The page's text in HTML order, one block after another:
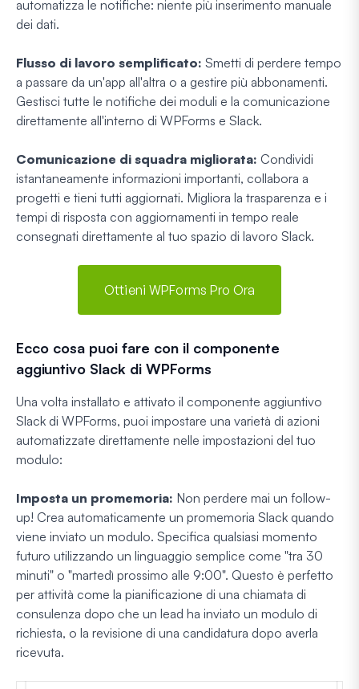
automatizza le notifiche: niente più inserimento manuale
dei dati.
Flusso di lavoro semplificato: Smetti di perdere tempo
a passare da un'app all'altra o a gestire più abbonamenti.
Gestisci tutte le notifiche dei moduli e la comunicazione
direttamente all'interno di WPForms e Slack.
Comunicazione di squadra migliorata: Condividi
istantaneamente informazioni importanti, collabora a
progetti e tieni tutti aggiornati. Migliora la trasparenza e i
tempi di risposta con aggiornamenti in tempo reale
consegnati direttamente al tuo spazio di lavoro Slack.
Ottieni WPForms Pro Ora
Ecco cosa puoi fare con il componente
aggiuntivo Slack di WPForms
Una volta installato e attivato il componente aggiuntivo
Slack di WPForms, puoi impostare una varietà di azioni
automatizzate direttamente nelle impostazioni del tuo
modulo:
Imposta un promemoria: Non perdere mai un follow-
up! Crea automaticamente un promemoria Slack quando
viene inviato un modulo. Specifica qualsiasi momento
futuro utilizzando un linguaggio semplice come "tra 30
minuti" o "martedì prossimo alle 9:00". Questo è perfetto
per attività come la pianificazione di una chiamata di
consulenza dopo che un lead ha inviato un modulo di
richiesta, o la revisione di una candidatura dopo averla
ricevuta.